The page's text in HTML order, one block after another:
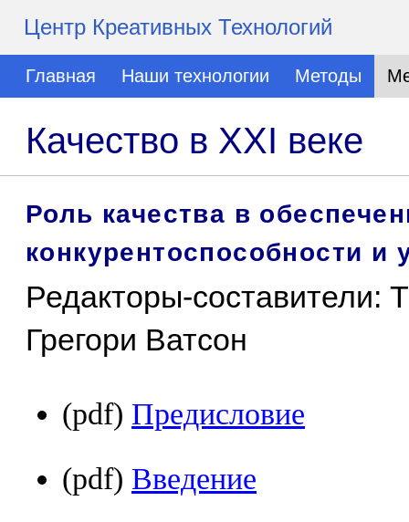
Центр Креативных Технологий
Главная Наши технологии Методы
Качество в XXI веке
Роль качества в
конкурентоспособности и
Редакторы-составители:
Грегори Ватсон
(pdf) Предисловие
(pdf) Введение